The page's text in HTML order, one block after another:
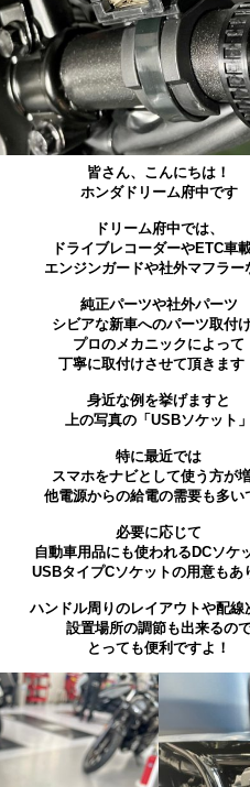
皆さん、こんにちは！
ホンダドリーム府中です
ドリーム府中では、
ドライブレコーダーやETC車
エンジンガードや社外マフラー
純正パーツや社外パーツ
シビアな新車へのパーツ取付
プロのメカニックによって
丁寧に取付けさせて頂きます
身近な例を挙げますと
上の写真の「USBソケット
特に最近では
スマホをナビとして使う方が
他電源からの給電の需要も多い
必要に応じて
自動車用品にも使われるDCソケ
USBタイプCソケットの用意もあ
ハンドル周りのレイアウトや配線
設置場所の調節も出来るの
とっても便利ですよ！